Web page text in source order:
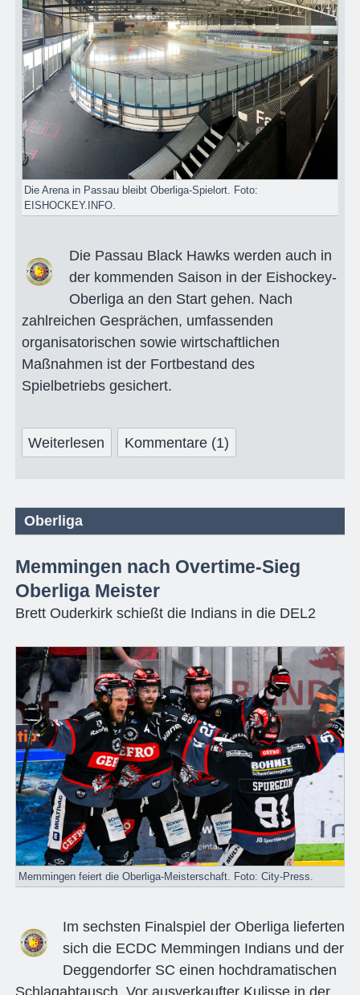
Die Arena in Passau bleibt Oberliga-Spielort. Foto:
EISHOCKEY.INFO.
Die Passau Black Hawks werden auch in
der kommenden Saison in der Eishockey-
Oberliga an den Start gehen. Nach
zahlreichen Gesprächen, umfassenden
organisatorischen sowie wirtschaftlichen
Maßnahmen ist der Fortbestand des
Spielbetriebs gesichert.
Weiterlesen Kommentare (1)
Oberliga
Memmingen nach Overtime-Sieg
Oberliga Meister
Brett Ouderkirk schießt die Indians in die DEL2
Memmingen feiert die Oberliga-Meisterschaft. Foto: City-Press.
Im sechsten Finalspiel der Oberliga lieferten
sich die ECDC Memmingen Indians und der
Deggendorfer SC einen hochdramatischen
Schlagabtausch. Vor ausverkaufter Kulisse in der